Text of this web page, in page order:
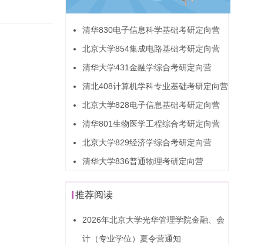
清华830电子信息科学基础考研定向营
北京大学854集成电路基础考研定向营
清华大学431金融学综合考研定向营
清北408计算机学科专业基础考研定向营
北京大学828电子信息基础考研定向营
清华801生物医学工程综合考研定向营
北京大学829经济学综合考研定向营
清华大学836普通物理考研定向营
推荐阅读
2026年北京大学光华管理学院金融、会
计（专业学位）夏令营通知